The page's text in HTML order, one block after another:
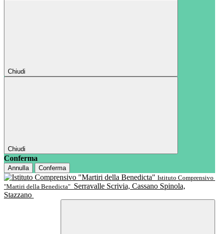
Chiudi
Chiudi
Conferma
Annulla
Conferma
Istituto Comprensivo
"Martiri della Benedicta" Serravalle Scrivia, Cassano Spinola,
Stazzano